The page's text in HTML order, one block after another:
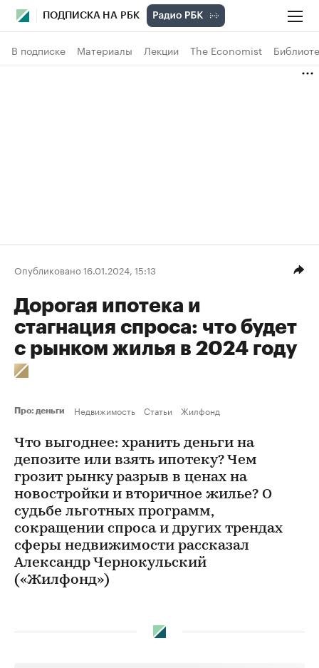
ПОДПИСКА НА РБК
В подписке Материалы Лекции The Economist
Опубликовано 16.01.2024, 15:13
Дорогая ипотека и
стагнация спроса: что будет
с рынком жилья в 2024 году
Про: деньги Недвижимость Статьи Жилфонд
Что выгоднее: хранить деньги на
депозите или взять ипотеку? Чем
грозит рынку разрыв в ценах на
новостройки и вторичное жилье? О
судьбе льготных программ,
сокращении спроса и других трендах
сферы недвижимости рассказал
Александр Чернокульский
(«Жилфонд»)